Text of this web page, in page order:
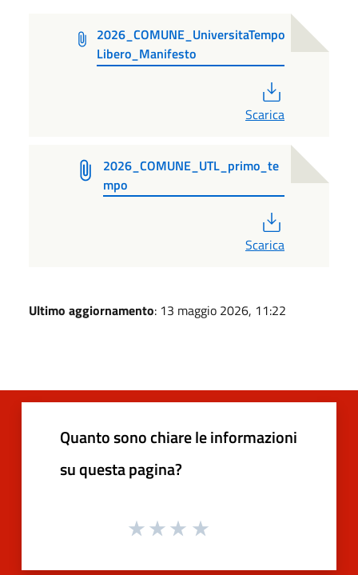
2026_COMUNE_UniversitaTempo
Libero_Manifesto
Scarica
2026_COMUNE_UTL_primo_te
mpo
Scarica
Ultimo aggiornamento: 13 maggio 2026, 11:22
Quanto sono chiare le informazioni
su questa pagina?